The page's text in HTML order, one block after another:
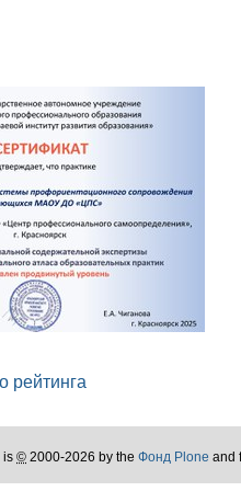
is© 2000-2026 by theФонд Plone and